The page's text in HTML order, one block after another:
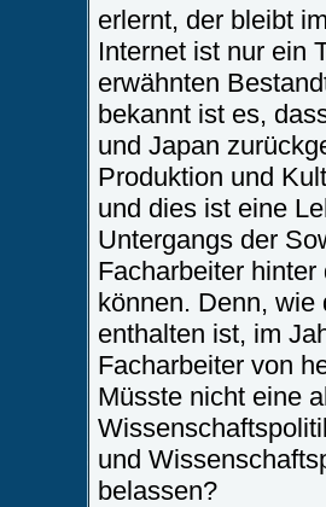
erlernt, der bleibt
Internet ist nur ein
erwähnten
bekannt ist es,
und Japan
Produktion und
und dies ist eine
Untergangs der
Facharbeiter
können. Denn,
enthalten ist, im
Facharbeiter von
Müsste nicht eine
und
belassen?